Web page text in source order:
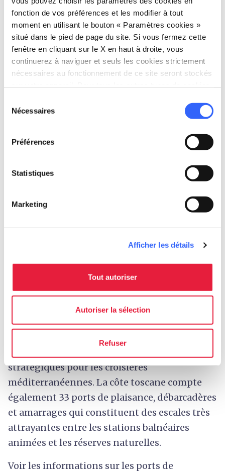
fonction de vos préférences et les modifier à tout
moment en utilisant le bouton « Paramètres cookies »
situé dans le pied de page du site. Si vous fermez cette
fenêtre en cliquant sur le X en haut à droite, vous
continuerez à naviguer et seuls les cookies strictement
nécessaires au fonctionnement de ce site seront stockés
Nécessaires
Préférences
Statistiques
Marketing
Afficher les détails
Tout autoriser
Autoriser la sélection
Refuser
La Toscane est traversée par la principale
ligne ferroviaire italienne qui relie Naples et
Rome à Bologne, Milan et l'Europe du Nord.
Une deuxième ligne permet également de
rejoindre la côte toscane depuis Turin, Gênes,
les sites web des sociétés :
Trenitalia
(trains à grande vitesse avec
régionaux)
(trains uniquement à grande vitesse)
La Toscane est facilement accessible par la
mer grâce aux ports de passagers qui
proposent des liaisons par ferry et bateau de
croisière. Les principaux ports toscans sont
Livourne et Piombino, tous deux facilement
accessibles depuis d’autres destinations
italiennes et internationales telles que la
stratégiques pour les croisières
méditerranéennes. La côte toscane compte
également 33 ports de plaisance, débarcadères
et amarrages qui constituent des escales très
attrayantes entre les stations balnéaires
animées et les réserves naturelles.
Voir les informations sur les ports de